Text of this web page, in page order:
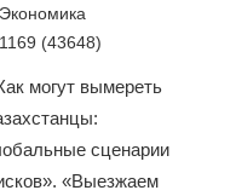
Экономика
1169 (43648)
могут вымереть
сценарии
«Выезжаем